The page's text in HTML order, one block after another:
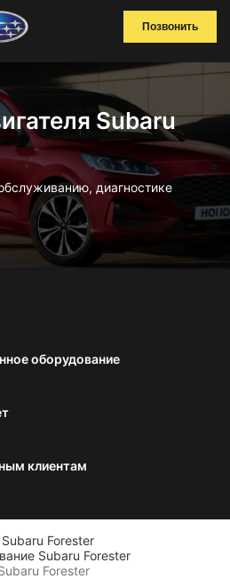
Позвонить
Subaru
диагностике
оборудование
клиентам
Forester
Subaru Forester
Forester